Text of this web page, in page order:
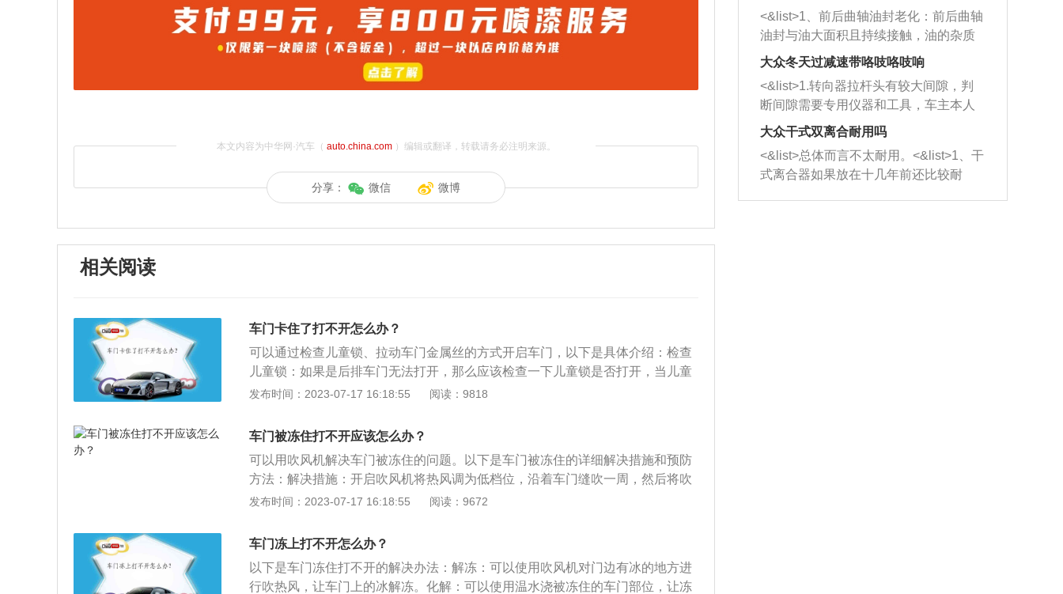
本文内容为中华网·汽车（ auto.china.com）编辑或翻译，转载请务必注明来源。
分享： 微信 微博
相关阅读
车门卡住了打不开怎么办？
可以通过检查儿童锁、拉动车门金属丝的方式开启车门，以下是具体介绍：检查
儿童锁：如果是后排车门无法打开，那么应该检查一下儿童锁是否打开，当儿童
锁锁止后，车门只能通过车外把手开启，这样一来，如果在开启儿童锁的同时车
使门上的车窗玻璃和车门中的隔离塑料条取下，然后找个铁丝弯个小钩，向下伸
进缝隙，从缝中看到车锁部位和锁连带的金属丝，钩住拉一下可以开门。
发布时间：2023-07-17 16:18:55 阅读：9818
车门被冻住打不开应该怎么办？
可以用吹风机解决车门被冻住的问题。以下是车门被冻住的详细解决措施和预防
方法：解决措施：开启吹风机将热风调为低档位，沿着车门缝吹一周，然后将吹
风机换为高档位，再沿着车门缝吹一周，使车门解冻。在解冻后立刻用干的抹布
破裂。预防方法：车主可以在停车后为车辆罩上加棉的车衣，不仅保温，同时也
可以起到防盗作用。也应检查一下车门密封条处有没有沾水或者损坏，必须及时
处理，这样才能有效预防车门被冻住。
发布时间：2023-07-17 16:18:55 阅读：9672
车门冻上打不开怎么办？
以下是车门冻住打不开的解决办法：解冻：可以使用吹风机对门边有冰的地方进
行吹热风，让车门上的冰解冻。化解：可以使用温水浇被冻住的车门部位，让冻
西取出来。但如果是因为积碳过多引起
的堵塞，就需要将三元催化器泡在草酸
洗剂对堵塞的情况得到解决，将清洗剂
放在燃油箱中，与燃油混合后，车辆启
动时，就可以和汽油一起进入到燃烧
室，最后形成废气排出，就可以让三元
催化器得到清洗，排气管堵塞的情况就
能够得到解决。
一圈半的练习，往右同样也要打相同的
圈数。 <&list>3、最后强调要反复练
习，这样就可以形成肌肉记忆，在真实
驾驶车辆时，不需要记忆也能打好方
向。
<&list>1、前后曲轴油封老化：前后曲轴
油封与油大面积且持续接触，油的杂质
和发动机内持续温度变化使其密封效果
逐渐减弱，导致渗油或漏油。<&list>2、
活塞间隙过大：积碳会使活塞环与缸体
的间隙扩大，导致机油流入燃烧室中，
造成烧机油。<&list>3、机油粘度。使用
机油粘度过小的话，同样会有烧机油现
象，机油粘度过小具有很好的流动性，
大众冬天过减速带咯吱咯吱响
<&list>1.转向器拉杆头有较大间隙，判
断间隙需要专用仪器和工具，车主本人
无法制作，需要将车辆送到修理厂或4s
店；<&list>2.车辆半轴套管防尘罩破
裂，破裂后会出现漏油现象，使半轴磨
损严重，磨损的半轴容易损坏，产生异
响；<&list>3.稳定器的转向胶套和球头
大众干式双离合耐用吗
<&list>总体而言不太耐用。<&list>1、干
式离合器如果放在十几年前还比较耐